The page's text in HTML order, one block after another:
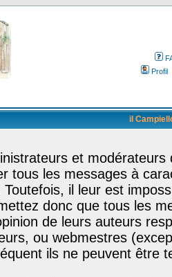
Profil
il
et
tous les messages à
Toutefois, il leur est
donc que tous les
de leurs auteurs
ou webmestres
ils ne peuvent être